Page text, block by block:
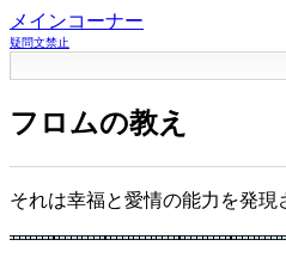
メインコーナー
疑問文禁止
フロムの教え
それは幸福と愛情の能力を発現